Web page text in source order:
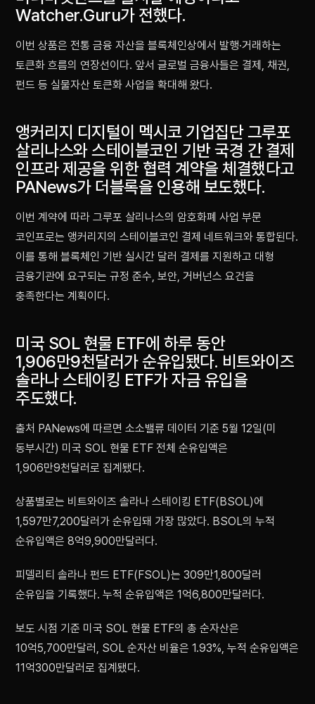
Watcher.Guru가 전했다.
이번 상품은 전통 금융 자산을 블록체인상에서 발행·거래하는
토큰화 흐름의 연장선이다. 앞서 글로벌 금융사들은 결제, 채권,
펀드 등 실물자산 토큰화 사업을 확대해 왔다.
앵커리지 디지털이 멕시코 기업집단 그루포
살리나스와 스테이블코인 기반 국경 간 결제
인프라 제공을 위한 협력 계약을 체결했다고
PANews가 더블록을 인용해 보도했다.
이번 계약에 따라 그루포 살리나스의 암호화폐 사업 부문
코인프로는 앵커리지의 스테이블코인 결제 네트워크와 통합된다.
이를 통해 블록체인 기반 실시간 달러 결제를 지원하고 대형
금융기관에 요구되는 규정 준수, 보안, 거버넌스 요건을
충족한다는 계획이다.
미국 SOL 현물 ETF에 하루 동안
1,906만9천달러가 순유입됐다. 비트와이즈
솔라나 스테이킹 ETF가 자금 유입을
주도했다.
출처 PANews에 따르면 소소밸류 데이터 기준 5월 12일(미
동부시간) 미국 SOL 현물 ETF 전체 순유입액은
1,906만9천달러로 집계됐다.
상품별로는 비트와이즈 솔라나 스테이킹 ETF(BSOL)에
1,597만7,200달러가 순유입돼 가장 많았다. BSOL의 누적
순유입액은 8억9,900만달러다.
피델리티 솔라나 펀드 ETF(FSOL)는 309만1,800달러
순유입을 기록했다. 누적 순유입액은 1억6,800만달러다.
보도 시점 기준 미국 SOL 현물 ETF의 총 순자산은
10억5,700만달러, SOL 순자산 비율은 1.93%, 누적 순유입액은
11억300만달러로 집계됐다.